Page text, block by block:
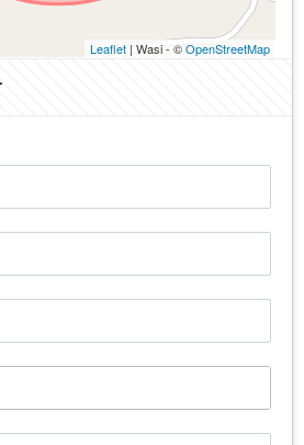
Leaflet | Wasi - ©OpenStreetMap